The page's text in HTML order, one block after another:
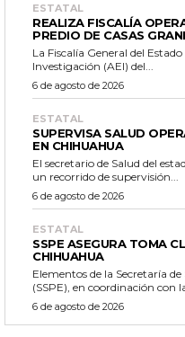
ESTATAL
REALIZA FISCALÍA
PREDIO DE CASAS
La Fiscalía General del
Investigación (AEI) del...
6 de agosto de 2026
ESTATAL
SUPERVISA SALUD
EN CHIHUAHUA
El secretario de Salud del
un recorrido de supervisión...
6 de agosto de 2026
ESTATAL
SSPE ASEGURA TOMA
CHIHUAHUA
Elementos de la Secretaría
(SSPE), en coordinación con
6 de agosto de 2026